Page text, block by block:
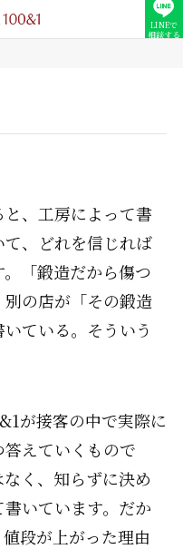
LINEで
相談する
、工房によって書
、どれを信じれば
「鍛造だから傷つ
の店が「その鍛造
ている。そういう
が接客の中で実際に
えていくもので
く、知らずに決め
いています。だか
段が上がった理由